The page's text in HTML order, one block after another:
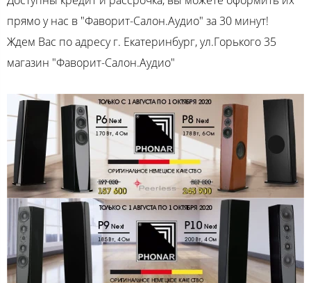
прямо у нас в "Фаворит-Салон.Аудио" за 30 минут!
Ждем Вас по адресу г. Екатеринбург, ул.Горького 35
магазин "Фаворит-Салон.Аудио"